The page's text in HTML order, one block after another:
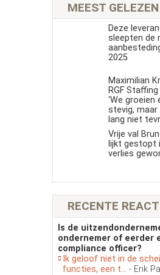
MEEST GELEZEN
Deze
sleepten de
2025
Maximilian
RGF
‘We groeien
stevig, maar
lang niet
Vrije val
lijkt gestopt
verlies
RECENTE
Is de
ondernemer of eerder
compliance officer?
Ik geloof niet in de
functies, een t... - Erik